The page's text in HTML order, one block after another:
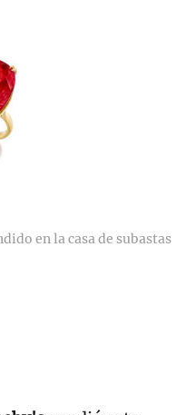
en la casa de subastas